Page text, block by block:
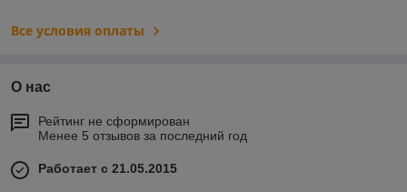
Все условия оплаты
О нас
Рейтинг не сформирован
Менее 5 отзывов за последний год
Работает с 21.05.2015